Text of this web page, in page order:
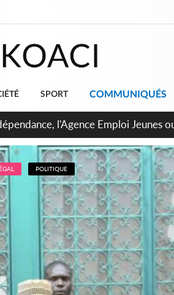
SPORT COMMUNIQUÉS
les agents contractuels
POLITIQUE